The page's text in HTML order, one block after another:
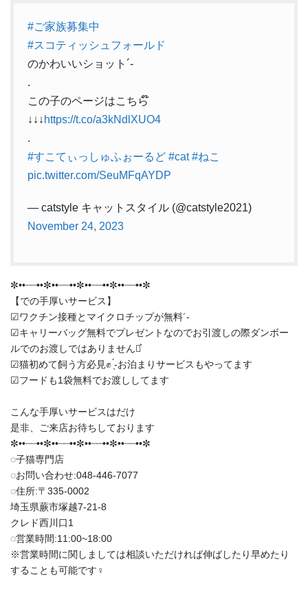
#ご家族募集中
#スコティッシュフォールド
のかわいいショット´-
.
この子のページはこちら໊
↓↓↓ https://t.co/a3kNdlXUO4
.
#すこてぃっしゅふぉーるど #cat #ねこ
pic.twitter.com/SeuMFqAYDP
— catstyle キャットスタイル (@catstyle2021)
November 24, 2023
✼••┈┈••✼••┈┈••✼••┈┈••✼••┈┈••✼
【での手厚いサービス】
︎︎︎︎☑︎ワクチン接種とマイクロチップが無料︎´-
︎︎︎︎☑︎キャリーバッグ無料でプレゼントなのでお引渡しの際ダンボー
ルでのお渡しではありません‪⋆͛
︎︎︎︎☑︎猫初めて飼う方必見✊ ̖́-お泊まりサービスもやってます
︎︎︎︎☑︎フードも1袋無料でお渡ししてます
こんな手厚いサービスはだけ
是非、ご来店お待ちしております
✼••┈┈••✼••┈┈••✼••┈┈••✼••┈┈••✼
◌子猫専門店
◌お問い合わせ:048-446-7077
◌住所:〒335-0002
埼玉県蕨市塚越7-21-8
クレド西川口1
◌営業時間:11:00~18:00
※営業時間に関しましては相談いただければ伸ばしたり早めたり
することも可能です‍♀️